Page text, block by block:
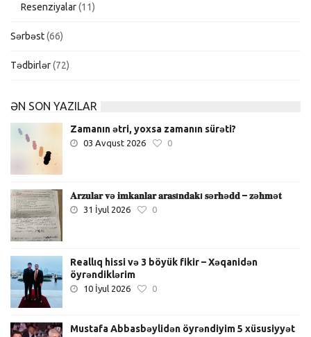
Resenziyalar(11)
Sərbəst(66)
Tədbirlər(72)
ƏN SON YAZILAR
Zamanın ətri, yoxsa zamanın sürəti?
03 Avqust 2026 0
𝐀𝐫𝐳𝐮𝐥𝐚𝐫 𝐯ə 𝐢𝐦𝐤𝐚𝐧𝐥𝐚𝐫 𝐚𝐫𝐚𝐬ı𝐧𝐝𝐚𝐤ı 𝐬ə𝐫𝐡ə𝐝𝐝 – 𝐳ə𝐡𝐦ə𝐭
31 İyul 2026 0
Reallıq hissi və 3 böyük fikir – Xəqanidən
öyrəndiklərim
10 İyul 2026 0
Mustafa Abbasbəylidən öyrəndiyim 5 xüsusiyyət